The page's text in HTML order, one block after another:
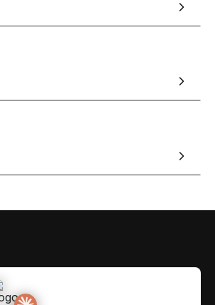
Nos meilleurs
Les métiers du
Devenir affilié(e)